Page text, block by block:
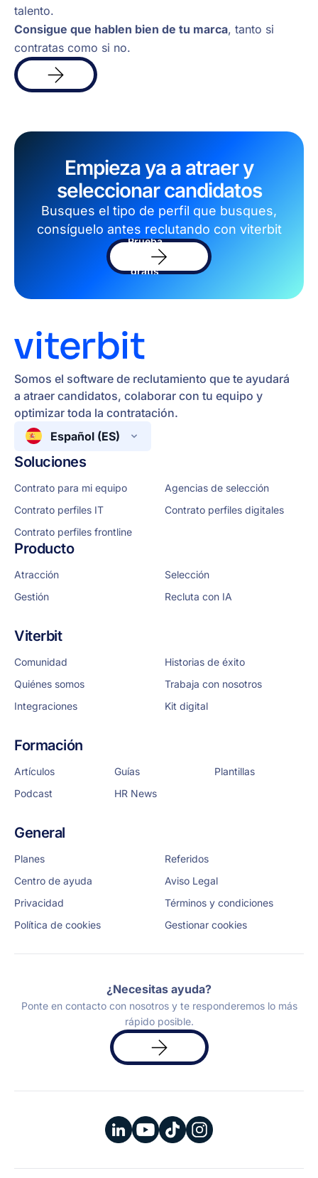
talento.
Consigue que hablen bien de tu marca, tanto si
contratas como si no.
info
Empieza ya a atraer y
seleccionar candidatos
Busques el tipo de perfil que busques,
consíguelo antes reclutando con viterbit
Prueba
software
gratis
Somos el software de reclutamiento que te ayudará
a atraer candidatos, colaborar con tu equipo y
optimizar toda la contratación.
Español (ES)
Soluciones
Contrato para mi equipo
Agencias de selección
Contrato perfiles IT
Contrato perfiles digitales
Contrato perfiles frontline
Producto
Atracción
Selección
Gestión
Recluta con IA
Viterbit
Comunidad
Historias de éxito
Quiénes somos
Trabaja con nosotros
Integraciones
Kit digital
Formación
Artículos Guías
Plantillas
Podcast
HR News
General
Planes
Referidos
Centro de ayuda
Aviso Legal
Privacidad
Términos y condiciones
Política de cookies
Gestionar cookies
¿Necesitas ayuda?
Ponte en contacto con nosotros y te responderemos lo más
rápido posible.
Solicita
una
demo